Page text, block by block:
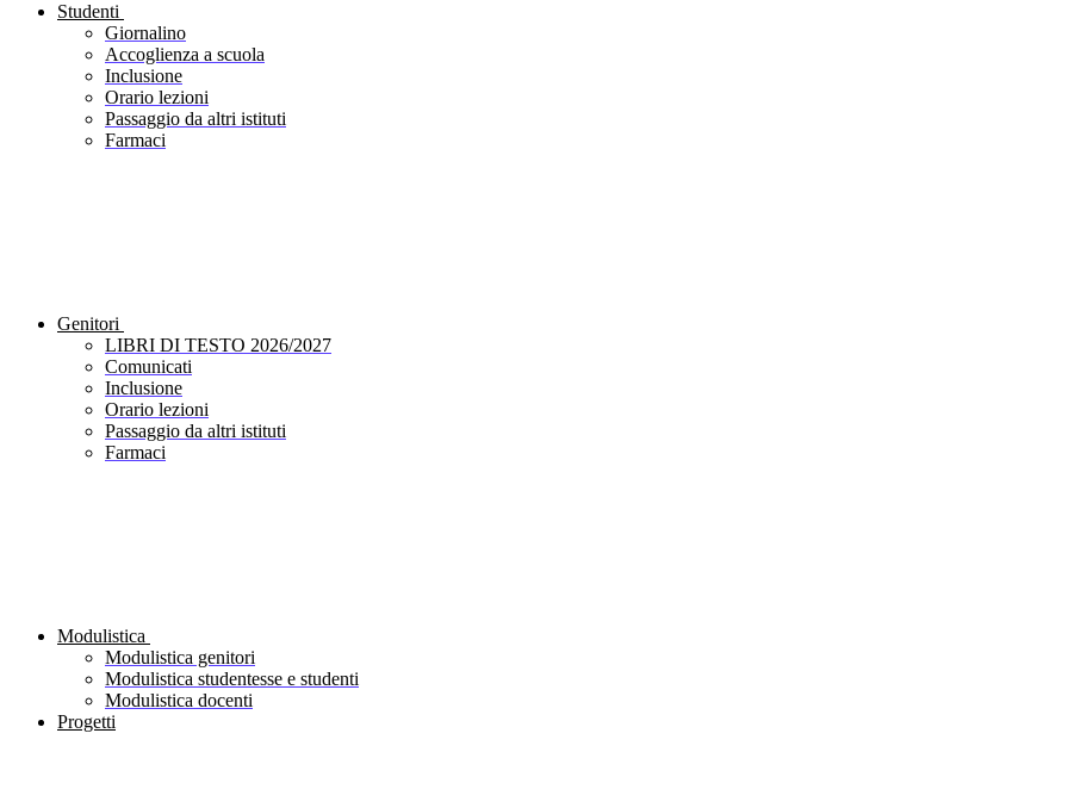
Studenti
Giornalino
Accoglienza a scuola
Inclusione
Orario lezioni
Passaggio da altri istituti
Farmaci
Genitori
LIBRI DI TESTO 2026/2027
Comunicati
Inclusione
Orario lezioni
Passaggio da altri istituti
Farmaci
Modulistica
Modulistica genitori
Modulistica studentesse e studenti
Modulistica docenti
Progetti